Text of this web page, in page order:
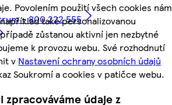
Povolením použití všech cookies nám
také personalizovanou
zůstanou aktivní jen nezbytné
k provozu webu. Své rozhodnutí
v Nastavení ochrany osobních údajů
Soukromí a cookies v patičce webu.
zpracováváme údaje z
- 800 222 555